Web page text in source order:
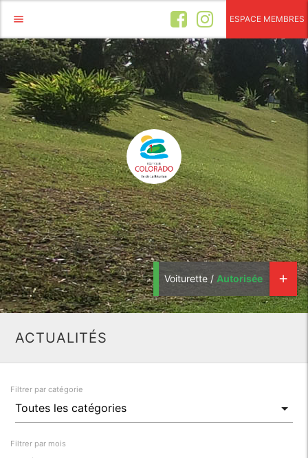
menu ESPACE MEMBRES
Voiturette / Autorisée add
ACTUALITÉS
Filtrer par catégorie
Filtrer par mois